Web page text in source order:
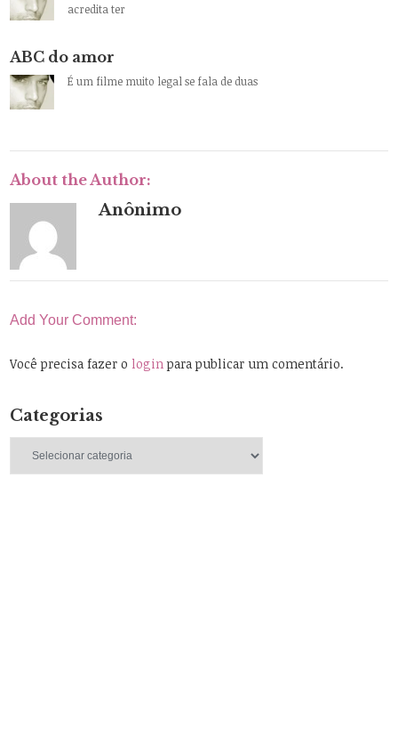
acredita ter
ABC do amor
É um filme muito legal se fala de duas
About the Author:
Anônimo
Add Your Comment:
Você precisa fazer ologin para publicar um comentário.
Categorias